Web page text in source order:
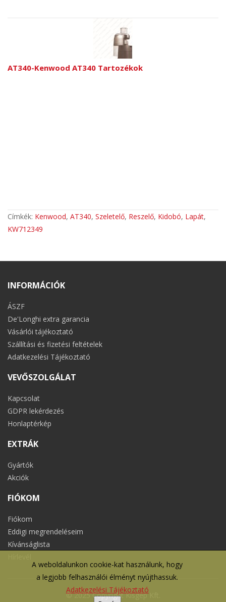
A weboldalunkon cookie-kat használunk, hogy
a legjobb felhasználói élményt nyújthassuk.
Adatkezelési Tájékoztató
AT340-Kenwood AT340 Tartozékok
Címkék: Kenwood, AT340, Szeletelő, Reszelő, Kidobó, Lapát,
KW712349
INFORMÁCIÓK
ÁSZF
De'Longhi extra garancia
Vásárlói tájékoztató
Szállítási és fizetési feltételek
Adatkezelési Tájékoztató
VEVŐSZOLGÁLAT
Kapcsolat
GDPR lekérdezés
Honlaptérkép
EXTRÁK
Gyártók
Akciók
FIÓKOM
Fiókom
Eddigi megrendeléseim
Kívánságlista
© 2025 Copyright Kisgép Kft.